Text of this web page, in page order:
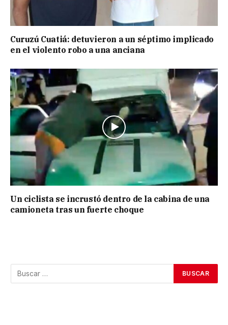
Curuzú Cuatiá: detuvieron a un séptimo implicado
en el violento robo a una anciana
Un ciclista se incrustó dentro de la cabina de una
camioneta tras un fuerte choque